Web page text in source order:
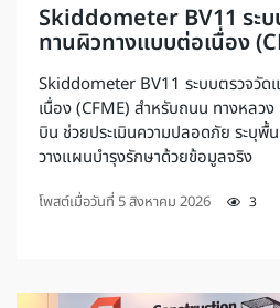
Skiddometer BV11 ระบ
ทานผิวทางแบบต่อเนื่อง
Skiddometer BV11 ระบบตรวจวัด
เนื่อง (CFME) สำหรับถนน ทางหลว
บิน ช่วยประเมินความปลอดภัย ระบุพื้
วางแผนบำรุงรักษาด้วยข้อมูลจริง
โพสต์เมื่อวันที่ 5 สิงหาคม 2026
3